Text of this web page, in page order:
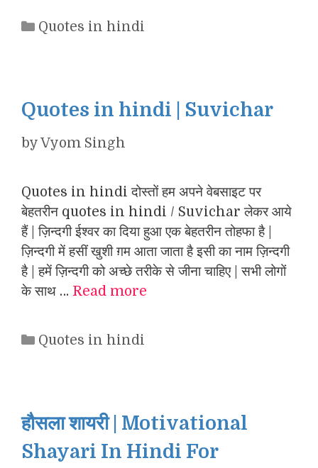
Categories
Quotes in hindi
Quotes in hindi | Suvichar
byVyom Singh
Quotes in hindi दोस्तों हम अपने वेबसाइट पर
बेहतरीन quotes in hindi / Suvichar लेकर आये
हैं | ज़िन्दगी ईश्वर का दिया हुआ एक बेहतरीन तोहफा है |
ज़िन्दगी में हसीं खुशी ग़म आता जाता है इसी का नाम ज़िन्दगी
है | हमें ज़िन्दगी को अच्छे तरीके से जीना चाहिए | सभी लोगों
के साथ … Read more
Categories
Quotes in hindi
हौसला शायरी | Motivational
Shayari In Hindi For